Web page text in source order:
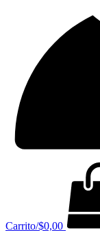
Carrito/$0,00